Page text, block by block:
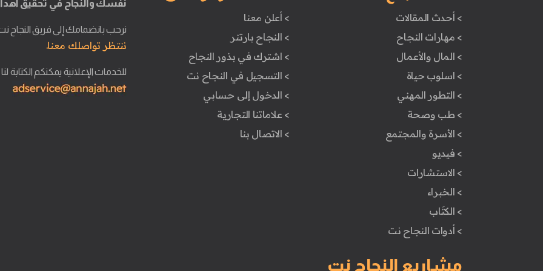
> أحدث المقالات
> مهارات النجاح
> المال والأعمال
> اسلوب حياة
> التطور المهني
> طب وصحة
> الأسرة والمجتمع
> فيديو
> الاستشارات
> الخبراء
> الكتَاب
> أدوات النجاح نت
مشاريع النجاح نت
> أعلن معنا
> النجاح بارتنر
> اشترك في بذور النجاح
> التسجيل في النجاح نت
> الدخول إلى حسابي
> علاماتنا التجارية
> الاتصال بنا
نفسك والنجاح في تحقيق
نرحب بانضمامك إلى فريق النجاح
ننتظر تواصلك معنا.
للخدمات الإعلانية يمكنكم الكتابة لنا